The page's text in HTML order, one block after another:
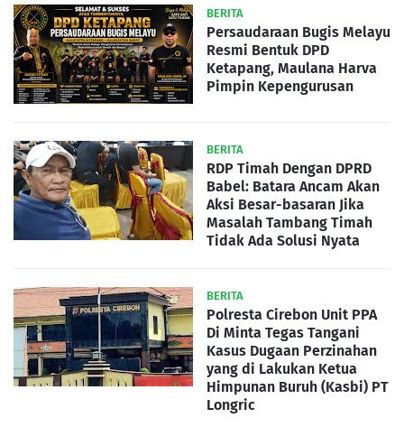
BERITA
Persaudaraan Bugis Melayu
Resmi Bentuk DPD
Ketapang, Maulana Harva
Pimpin Kepengurusan
BERITA
RDP Timah Dengan DPRD
Babel: Batara Ancam Akan
Aksi Besar-basaran Jika
Masalah Tambang Timah
Tidak Ada Solusi Nyata
BERITA
Polresta Cirebon Unit PPA
Di Minta Tegas Tangani
Kasus Dugaan Perzinahan
yang di Lakukan Ketua
Himpunan Buruh (Kasbi) PT
Longric